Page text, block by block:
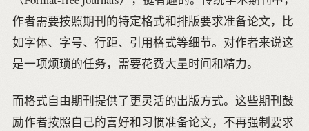
作者需要按照期刊的特定格式和排版要求准备论文，比
如字体、字号、行距、引用格式等细节。对作者来说这
是一项烦琐的任务，需要花费大量时间和精力。
而格式自由期刊提供了更灵活的出版方式。这些期刊鼓
励作者按照自己的喜好和习惯准备论文，不再强制要求